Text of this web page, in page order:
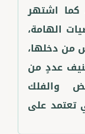
كما اشتهر
الهامة،
من دخلها،
عددٍ من
والفلك
تعتمد على